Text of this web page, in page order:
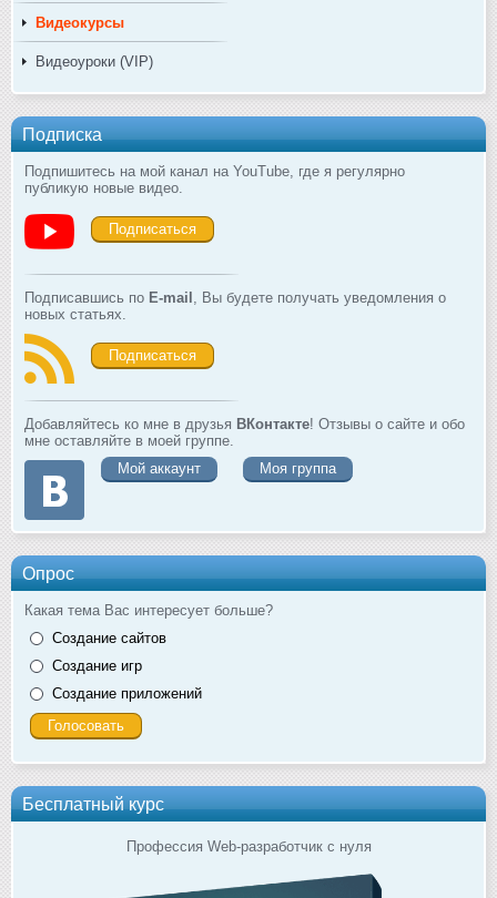
Видеокурсы
Видеоуроки (VIP)
Подписка
Подпишитесь на мой канал на YouTube, где я регулярно
публикую новые видео.
Подписаться
Подписавшись по E-mail , Вы будете получать уведомления о
новых статьях.
Подписаться
Добавляйтесь ко мне в друзья ВКонтакте! Отзывы о сайте и обо
мне оставляйте в моей группе.
Мой аккаунт
Моя группа
Опрос
Какая тема Вас интересует больше?
Создание сайтов
Создание игр
Создание приложений
Бесплатный курс
Профессия Web-разработчик с нуля